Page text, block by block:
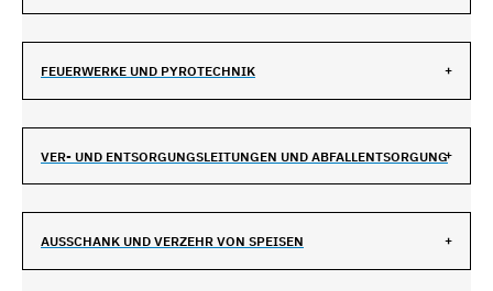
FEUERWERKE UND PYROTECHNIK
VER- UND ENTSORGUNGSLEITUNGEN UND ABFALLENTSORGUNG
AUSSCHANK UND VERZEHR VON SPEISEN